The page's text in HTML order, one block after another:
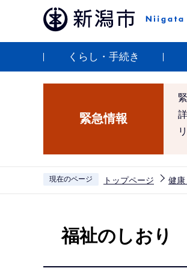
ペ
くらし・手続き
緊急情報
現在のページ トップページ 健康
福祉のしおり